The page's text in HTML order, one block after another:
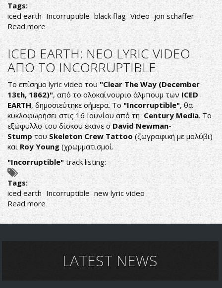
Tags:
iced earth Incorruptible black flag Video jon schaffer
Read more about
ICED
EARTH:
NEO
VIDEOCLIP
ΓΙΑ
ΤΟ
BLACK
FLAG
ICED EARTH: ΝΕΟ LYRIC VIDEO
ΑΠΟ ΤΟ INCORRUPTIBLE
Το επίσημο lyric video του"Clear The Way (December
13th, 1862)", από το ολοκαίνουριο άλμπουμ των ICED
EARTH, δημοσιεύτηκε σήμερα. Το "Incorruptible", θα
κυκλοφωρήσει στις 16 Ιουνίου από τη Century Media. Το
εξώφυλλο του δίσκου έκανε ο David Newman-
StumpτουSkeleton Crew Tattoo(ζωγραφική με μολύβι)
και Roy Young (χρωμματισμοί.
"Incorruptible" track listing:
Tags:
iced earth Incorruptible new lyric video
Read more about
ICED
EARTH:
VIDEOLATEST NEWS